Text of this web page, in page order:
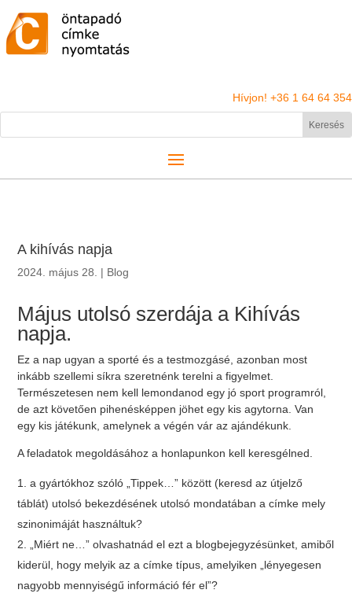
Hívjon! +36 1 64 64 354
A kihívás napja
2024. május 28. | Blog
Május utolsó szerdája a Kihívás
napja.
Ez a nap ugyan a sporté és a testmozgásé, azonban most
inkább szellemi síkra szeretnénk terelni a figyelmet.
Természetesen nem kell lemondanod egy jó sport programról,
de azt követően pihenésképpen jöhet egy kis agytorna. Van
egy kis játékunk, amelynek a végén vár az ajándékunk.
A feladatok megoldásához a honlapunkon kell keresgélned.
a gyártókhoz szóló „Tippek…” között (keresd az útjelző
táblát) utolsó bekezdésének utolsó mondatában a címke mely
szinonimáját használtuk?
„Miért ne…” olvashatnád el ezt a blogbejegyzésünket, amiből
kiderül, hogy melyik az a címke típus, amelyiken „lényegesen
nagyobb mennyiségű információ fér el”?